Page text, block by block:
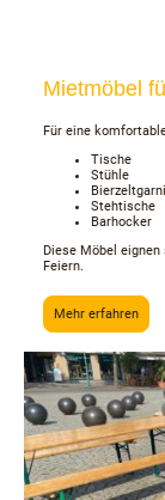
Mietmöbel
Für eine
Tische
Stühle
Stehtische
Barhocker
Diese Möbel
Feiern.
Mehr erfahren